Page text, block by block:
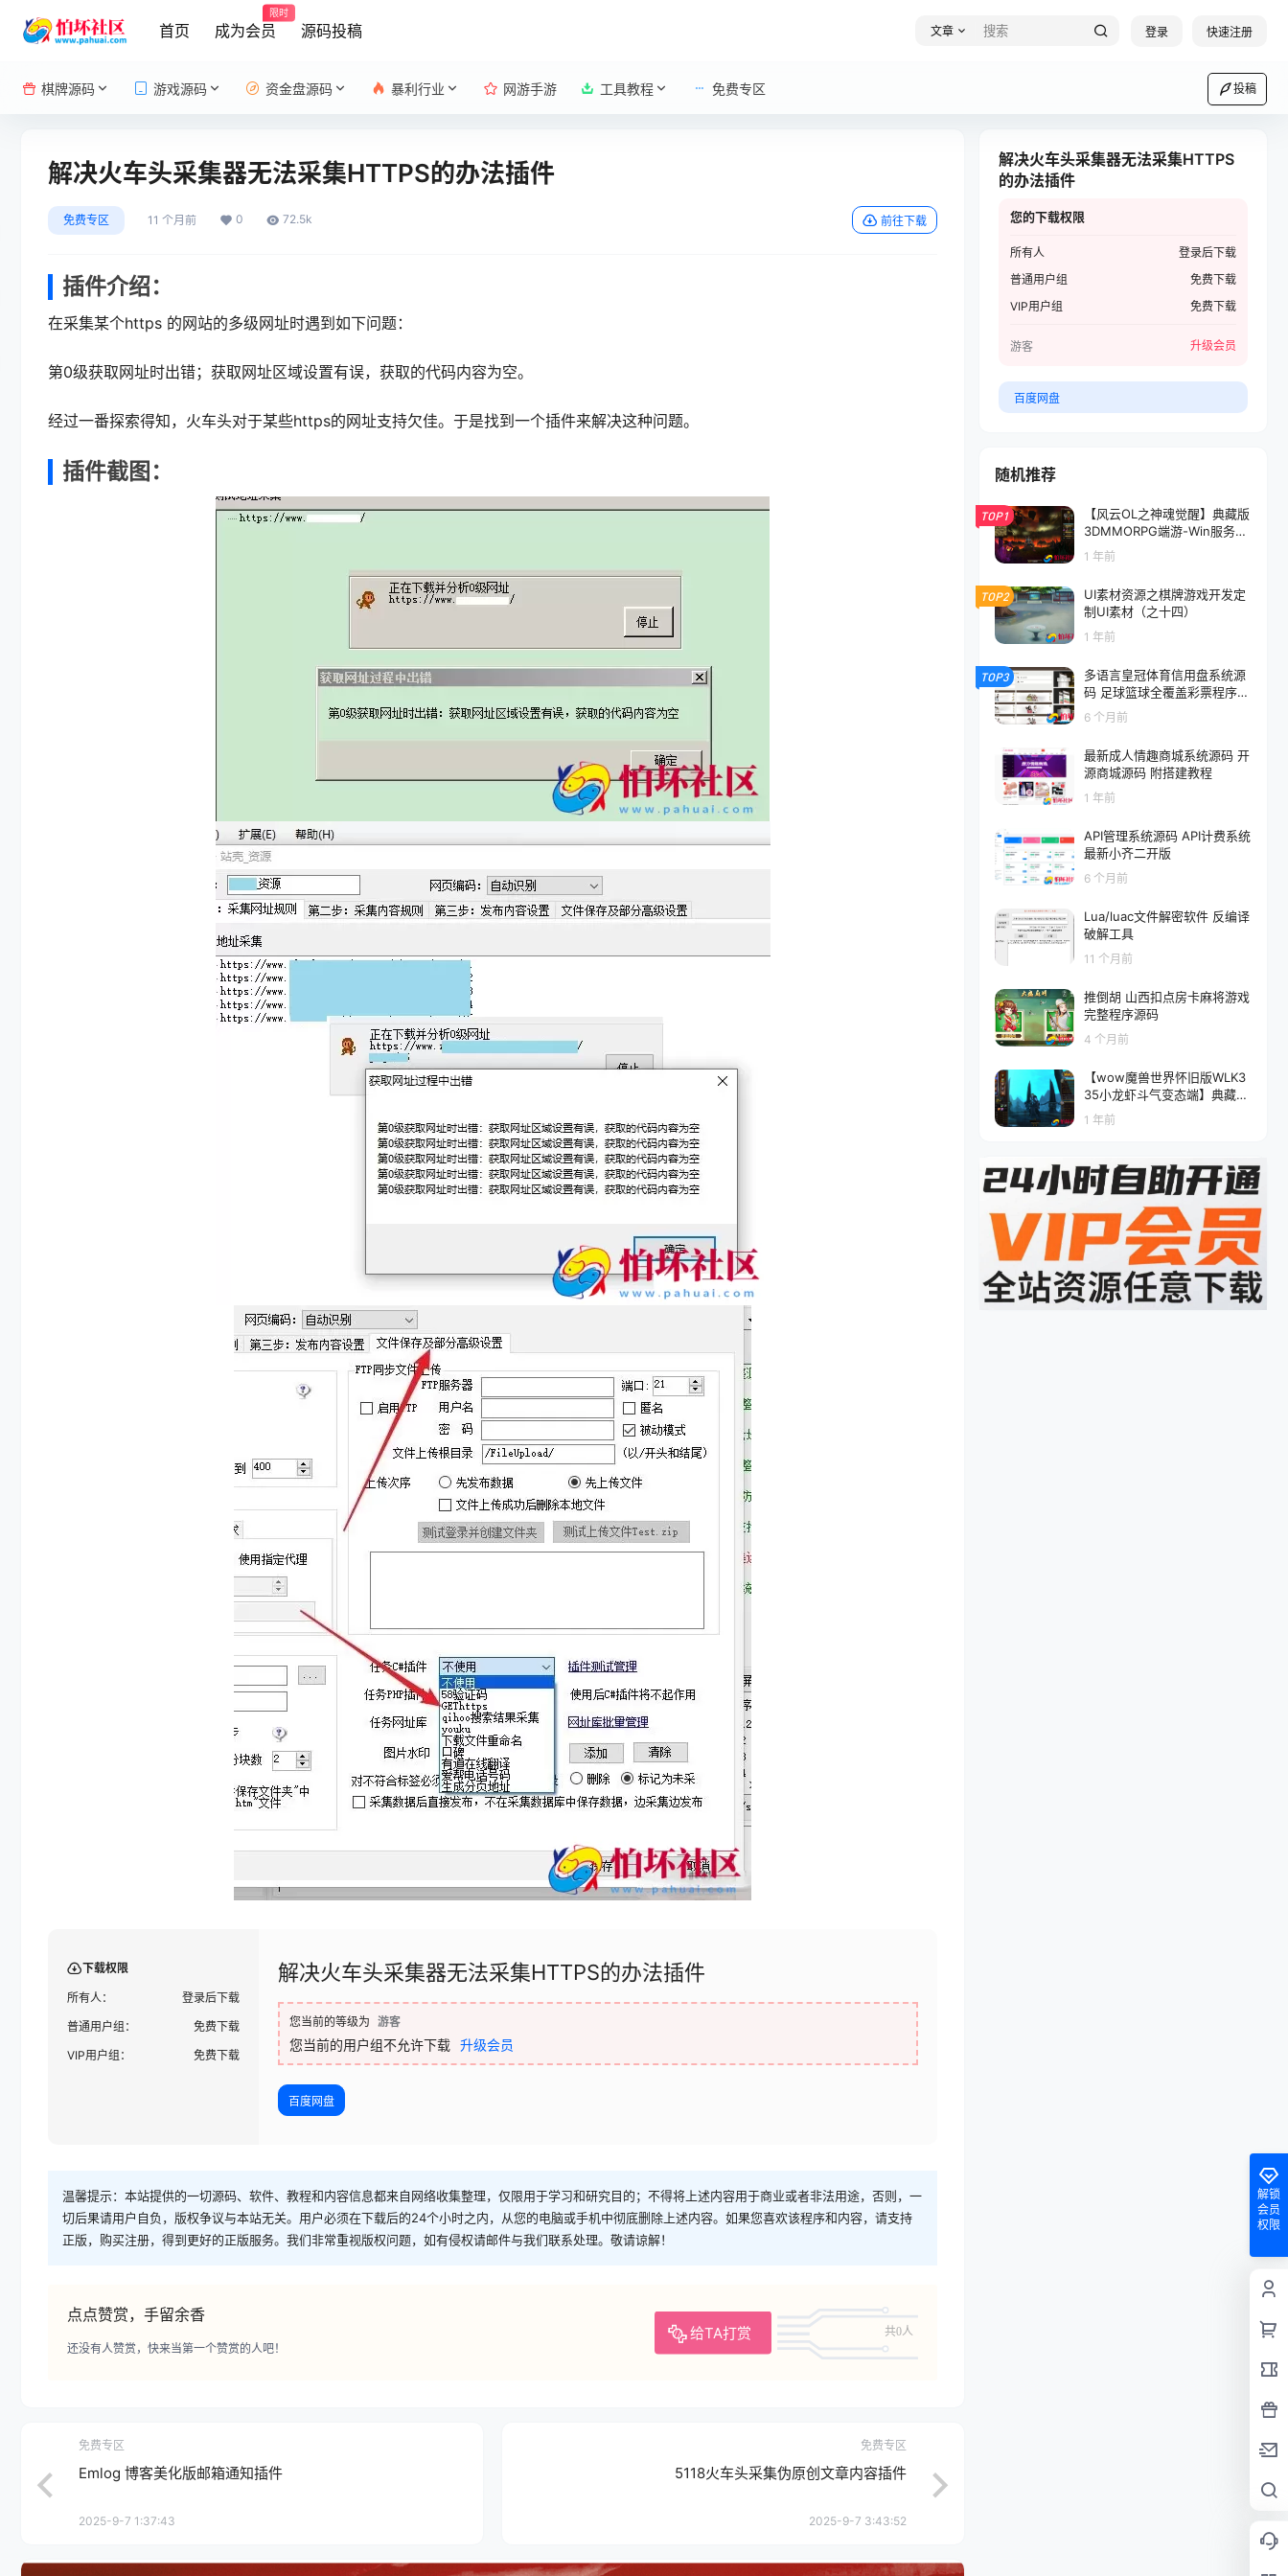
首页 成为会员
限时
源码投稿 文章 登录 快速注册
棋牌源码 游戏源码 资金盘源码 暴利行业 网游手游 工具教程 免费专区 投稿
解决火车头采集器无法采集HTTPS的办法插件
免费专区 11 个月前 0 72.5k 前往下载
插件介绍：
在采集某个https 的网站的多级网址时遇到如下问题：
第0级获取网址时出错；获取网址区域设置有误，获取的代码内容为空。
经过一番探索得知，火车头对于某些https的网址支持欠佳。于是找到一个插件来解决这种问题。
插件截图：
下载权限
所有人：
登录后下载
普通用户组：
免费下载
VIP用户组：
免费下载
解决火车头采集器无法采集HTTPS的办法插件
您当前的等级为 游客
您当前的用户组不允许下载 升级会员
百度网盘
温馨提示：本站提供的一切源码、软件、教程和内容信息都来自网络收集整理，仅限用于学习和研究目的；不得将上述内容用于商业或者非法用途，否则，一
切后果请用户自负，版权争议与本站无关。用户必须在下载后的24个小时之内，从您的电脑或手机中彻底删除上述内容。如果您喜欢该程序和内容，请支持
正版，购买注册，得到更好的正版服务。我们非常重视版权问题，如有侵权请邮件与我们联系处理。敬请谅解！
点点赞赏，手留余香
给TA打赏 共0人
还没有人赞赏，快来当第一个赞赏的人吧！
免费专区
Emlog 博客美化版邮箱通知插件
2025-9-7 1:37:43
免费专区
5118火车头采集伪原创文章内容插件
2025-9-7 3:43:52
解决火车头采集器无法采集HTTPS
的办法插件
您的下载权限
所有人
登录后下载
普通用户组
免费下载
VIP用户组
免费下载
游客 升级会员
百度网盘
随机推荐
TOP1
【风云OL之神魂觉醒】典藏版
3DMMORPG端游-Win服务端
源码架设教程-网页注册-GM
命令-完整PC客户端
1 年前
TOP2
UI素材资源之棋牌游戏开发定
制UI素材（之十四）
1 年前
TOP3
多语言皇冠体育信用盘系统源
码 足球篮球全覆盖彩票程序
多级权限登录 附搭建教程
6 个月前
最新成人情趣商城系统源码 开
源商城源码 附搭建教程
1 年前
API管理系统源码 API计费系统
最新小齐二开版
6 个月前
Lua/luac文件解密软件 反编译
破解工具
11 个月前
推倒胡 山西扣点房卡麻将游戏
完整程序源码
4 个月前
【wow魔兽世界怀旧版WLK3
35小龙虾斗气变态端】典藏怀
旧西方魔幻3D巨作端游-最新
整理打包Win服务端源码视频
教程-完整PC客户端
1 年前
解锁
会员
权限